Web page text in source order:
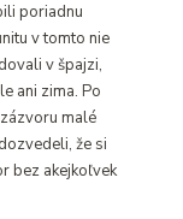
poriadnu
v tomto nie
v špajzi,
ani zima. Po
malé
že si
bez akejkoľvek